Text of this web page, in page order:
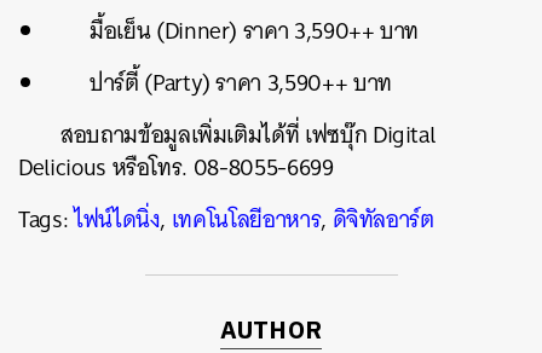
มื้อเย็น (Dinner) ราคา 3,590++ บาท
ปาร์ตี้ (Party) ราคา 3,590++ บาท
สอบถามข้อมูลเพิ่มเติมได้ที่ เฟซบุ๊ก Digital
Delicious หรือโทร. 08-8055-6699
Tags:ไฟน์ไดนิ่ง, เทคโนโลยีอาหาร, ดิจิทัลอาร์ต
AUTHOR